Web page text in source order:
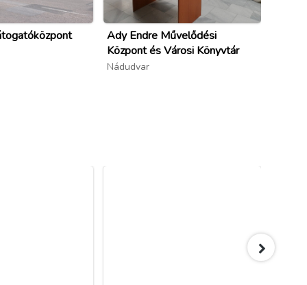
Ady Endre Művelődési
Központ és Városi Könyvtár
Nádudvar